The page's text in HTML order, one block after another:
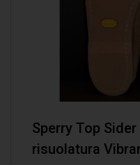
Sperry Top
risuolatura